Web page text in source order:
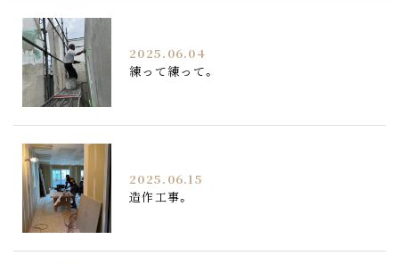
2025.06.04
練って練って。
2025.06.15
造作工事。